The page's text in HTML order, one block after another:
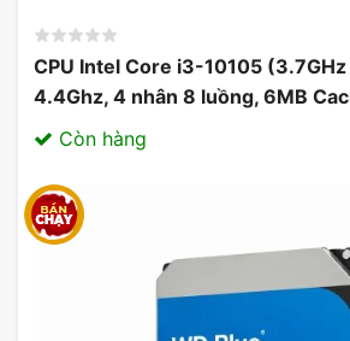
CPU Intel Core i3-10105
4.4Ghz, 4 nhân 8 luồng, 6MB
03/2025
Còn hàng